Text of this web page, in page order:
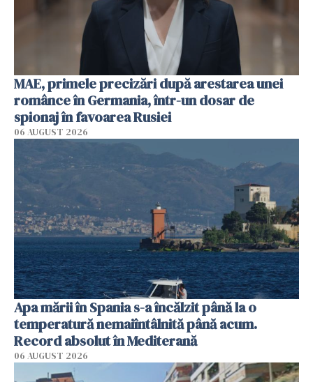
MAE, primele precizări după arestarea unei
românce în Germania, într-un dosar de
spionaj în favoarea Rusiei
06 AUGUST 2026
Apa mării în Spania s-a încălzit până la o
temperatură nemaiîntâlnită până acum.
Record absolut în Mediterană
06 AUGUST 2026